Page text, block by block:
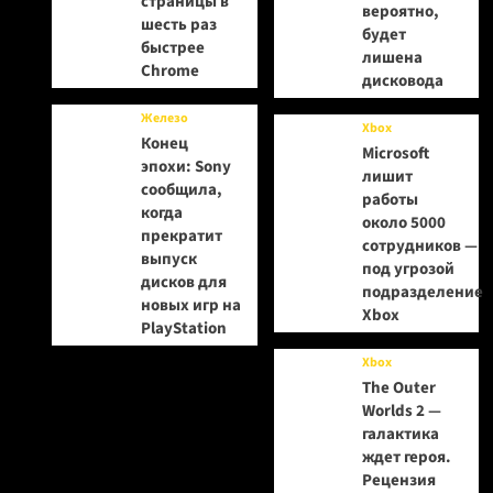
шесть раз
быстрее
Chrome
Железо
Конец
эпохи: Sony
сообщила,
когда
прекратит
выпуск
дисков для
новых игр на
PlayStation
вероятно,
будет
лишена
дисковода
Xbox
Microsoft
лишит
работы
около 5000
сотрудников —
под угрозой
подразделение
Xbox
Xbox
The Outer
Worlds 2 —
галактика
ждет героя.
Рецензия